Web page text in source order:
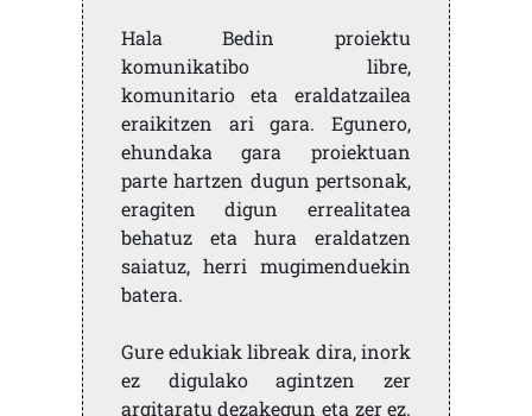
Hala Bedin proiektu
komunikatibo libre,
komunitario eta eraldatzailea
eraikitzen ari gara. Egunero,
ehundaka gara proiektuan
parte hartzen dugun pertsonak,
eragiten digun errealitatea
behatuz eta hura eraldatzen
saiatuz, herri mugimenduekin
batera.
Gure edukiak libreak dira, inork
ez digulako agintzen zer
argitaratu dezakegun eta zer ez.